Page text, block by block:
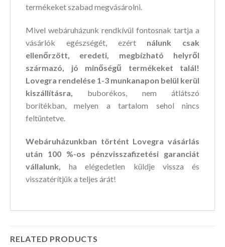
termékeket szabad megvásárolni.
Mivel webáruházunk rendkívül fontosnak tartja a
vásárlók egészségét, ezért nálunk csak
ellenőrzött, eredeti, megbízható helyről
származó, jó minőségű termékeket talál!
Lovegra rendelése 1-3 munkanapon belül kerül
kiszállításra, buborékos, nem átlátszó
borítékban, melyen a tartalom sehol nincs
feltüntetve.
Webáruházunkban történt Lovegra vásárlás
után 100 %-os pénzvisszafizetési garanciát
vállalunk,ha elégedetlen küldje vissza és
visszatérítjük a teljes árát!
RELATED PRODUCTS